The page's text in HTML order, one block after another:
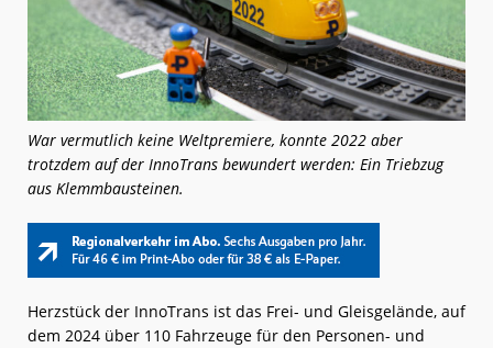
War vermutlich keine Weltpremiere, konnte 2022 aber
trotzdem auf der InnoTrans bewundert werden: Ein Triebzug
aus Klemmbausteinen.
Herzstück der InnoTrans ist das Frei- und Gleisgelände, auf
dem 2024 über 110 Fahrzeuge für den Personen- und